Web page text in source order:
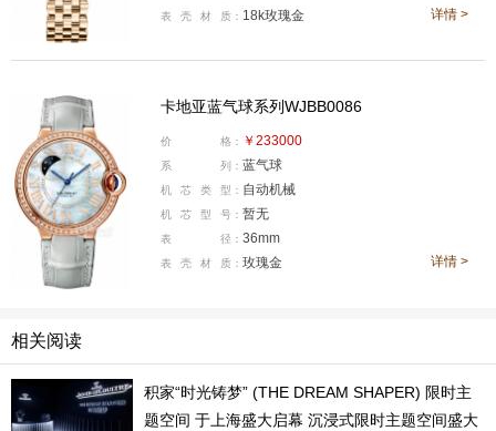
Andy Warhol腕表相同的伯爵经典圆模雕刻装饰，层次感
更足还不失存在感。盘面使用银色太阳缎面打磨装饰，时
时标以罗马数字显示更显优雅，也是呼应了18K玫瑰金材
质的表壳和表链，而且就连表链也是表链采用交错排列的
梯形链节组成。内部搭载的是伯爵57P石英机芯。
卡地亚蓝气球系列WJBB0086腕表
表 壳 材 质： 18k玫瑰金 详情 >
卡地亚蓝气球系列WJBB0086
价 格： ￥233000
系 列： 蓝气球
机 芯 类 型： 自动机械
机 芯 型 号： 暂无
表 径： 36mm
表 壳 材 质： 玫瑰金 详情 >
相关阅读
积家“时光铸梦” (THE DREAM SHAPER) 限时主
题空间 于上海盛大启幕 沉浸式限时主题空间盛大